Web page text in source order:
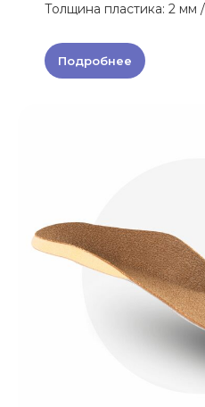
Толщина пластика: 2 мм
Подробнее